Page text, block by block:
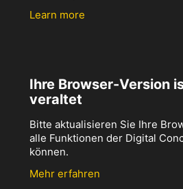
Learn more
Ihre Browser-Version
veraltet
Bitte aktualisieren Sie Ihre
alle Funktionen der Digital
können.
Mehr erfahren